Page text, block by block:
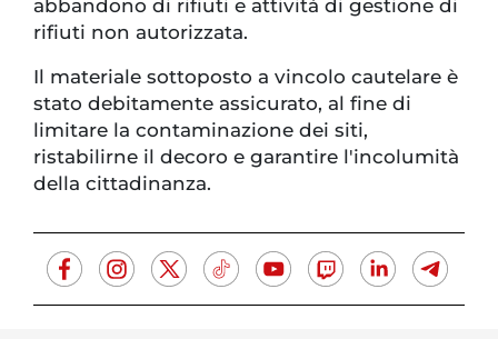
abbandono di rifiuti e attività di gestione di
rifiuti non autorizzata.
Il materiale sottoposto a vincolo cautelare è
stato debitamente assicurato, al fine di
limitare la contaminazione dei siti,
ristabilirne il decoro e garantire l'incolumità
della cittadinanza.